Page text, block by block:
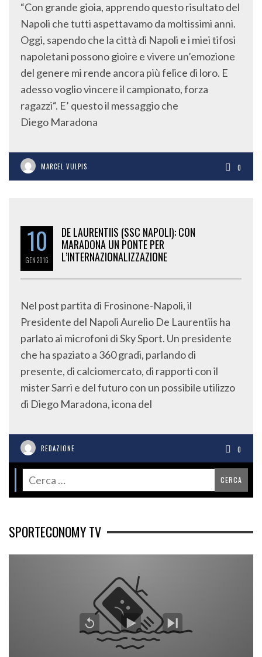
“Con grande gioia, apprendo questo risultato del
Napoli che tutti aspettavamo da moltissimi anni.
Oggi, sapendo che la città di Napoli e i miei tifosi
napoletani possono gioire e vivere un’emozione
del genere mi rende ancora più felice di loro. E
adesso voglio vincere il campionato, forza
ragazzi“. E’ questo il messaggio che
Diego Maradona
MARCEL VULPIS 0
10
GEN2016
DE LAURENTIIS (SSC NAPOLI): CON
MARADONA UN PONTE PER
L’INTERNAZIONALIZZAZIONE
Nel post partita di Frosinone-Napoli, il
Presidente del Napoli Aurelio De Laurentiis ha
parlato ai microfoni di Sky Sport. Un presidente
che ha spaziato a 360 gradi, parlando di
presente, di calciomercato, di rapporti con il
mister Sarri e del futuro con un possibile utilizzo
di Diego Maradona, icona del
REDAZIONE 0
SPORTECONOMY TV